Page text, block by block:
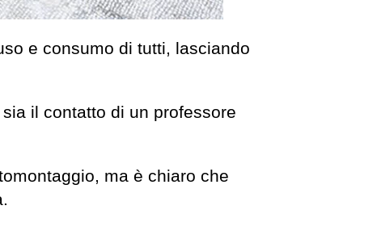
e consumo di tutti, lasciando
il contatto di un professore
ma è chiaro che